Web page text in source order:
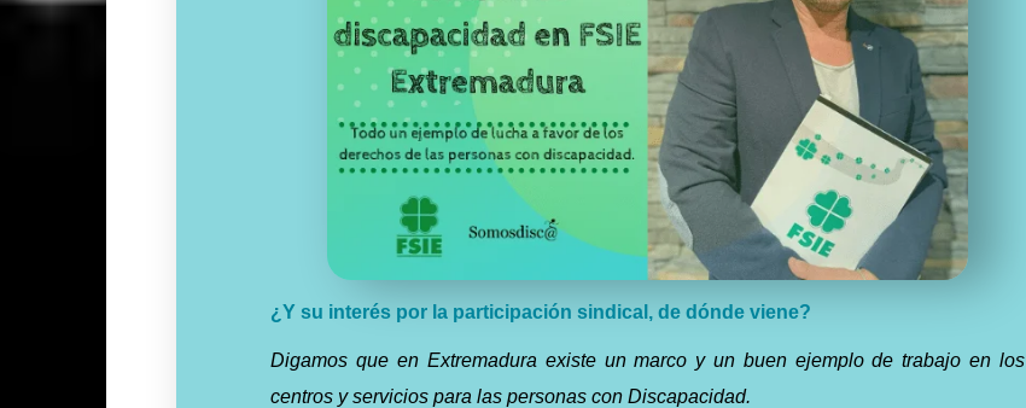
¿Ysu interés por la participación sindical, de dónde viene?
Digamos que en Extremadura existe un marco y un buen ejemplo de trabajo en los
centros y servicios para las personas con Discapacidad.